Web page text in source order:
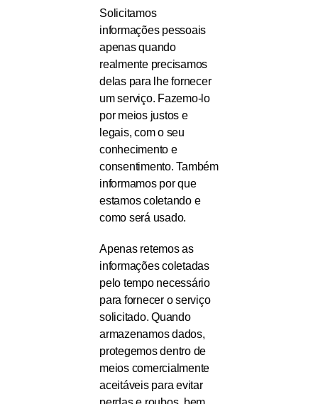
Solicitamos
informações pessoais
apenas quando
realmente precisamos
delas para lhe fornecer
um serviço. Fazemo-lo
por meios justos e
legais, com o seu
conhecimento e
consentimento. Também
informamos por que
estamos coletando e
como será usado.
Apenas retemos as
informações coletadas
pelo tempo necessário
para fornecer o serviço
solicitado. Quando
armazenamos dados,
protegemos dentro de
meios comercialmente
aceitáveis ​​para evitar